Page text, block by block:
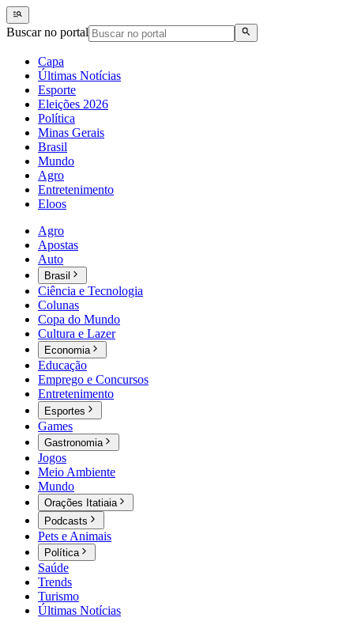
Buscar no portal
Capa
Últimas Notícias
Esporte
Eleições 2026
Política
Minas Gerais
Brasil
Mundo
Agro
Entretenimento
Eloos
Agro
Apostas
Auto
Brasil
Ciência e Tecnologia
Colunas
Copa do Mundo
Cultura e Lazer
Economia
Educação
Emprego e Concursos
Entretenimento
Esportes
Games
Gastronomia
Jogos
Meio Ambiente
Mundo
Orações Itatiaia
Podcasts
Pets e Animais
Política
Saúde
Trends
Turismo
Últimas Notícias